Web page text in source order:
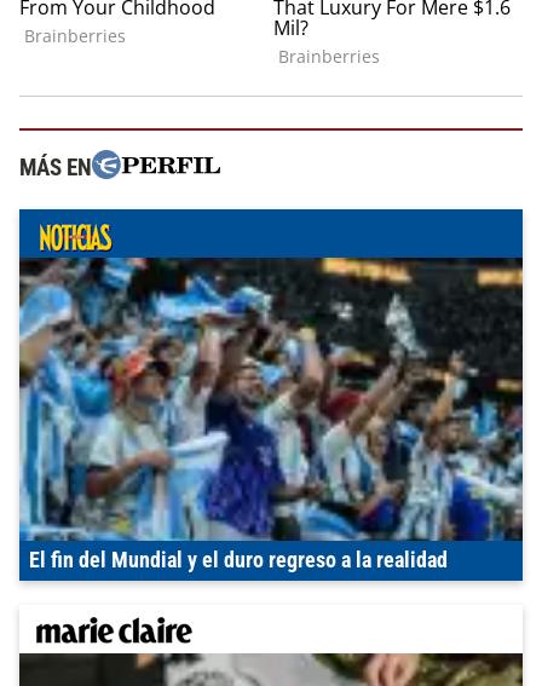
MÁS EN
El fin del Mundial y el duro regreso a la realidad